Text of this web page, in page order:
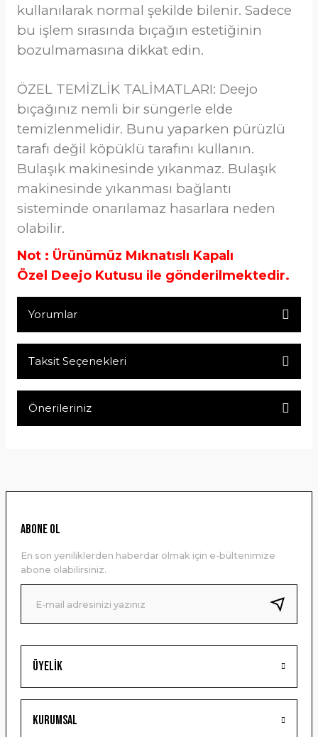
kullanılarak normal şekilde bilenir. Sadece
bu işlem sırasında bıçağın estetiğinin
bozulmamasına dikkat edin.
ÖZEL TEMİZLİK TALİMATLARI: Deejo
bıçağınız nemli bir süngerle elde
temizlenmelidir. Bunu yaparken pürüzlü
tarafı değil köpüklü tarafını kullanın.
Bulaşık makinesinde yıkanmaz. Bulaşık
makinesinde yıkanması bağlantı
sisteminde onarılamaz hasarlara neden
olabilir.
Not : Ürünümüz Mıknatıslı Kapalı
Özel Deejo Kutusu ile gönderilmektedir.
Yorumlar
Taksit Seçenekleri
Önerileriniz
Ürün resmi kalitesiz, bozuk veya görüntülenemiyor.
Ürün bilgilerinde hatalar bulunuyor.
Ürün fiyatı diğer sitelerden daha pahalı.
Bu ürüne benzer farklı alternatifler olmalı.
Gönder
Üyelik
Kurumsal
ABONE OL
En son yeniliklerden haberdar olmak için e-bültenimize
abone olabilirsiniz.